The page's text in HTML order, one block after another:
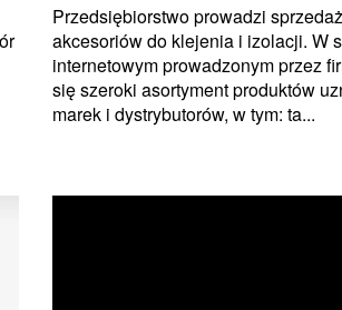
Przedsiębiorstwo prowadzi
akcesoriów do klejenia i izolacji. W
internetowym prowadzonym przez
się szeroki asortyment produktów
marek i dystrybutorów, w tym: ta...